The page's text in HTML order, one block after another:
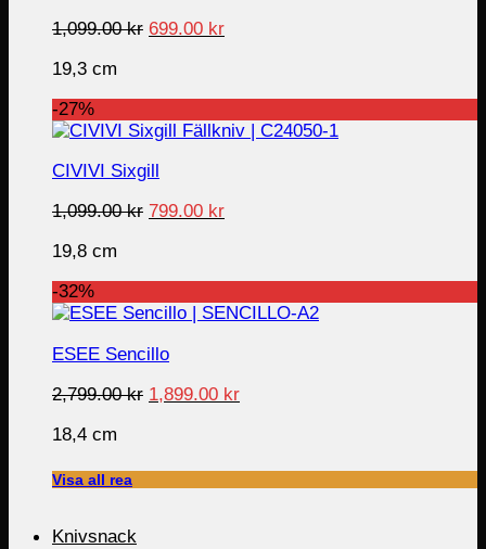
1,099.00kr Original
699.00 krCurrent
19,3 cm
-27%
CIVIVI Sixgill
1,099.00kr Original
799.00 krCurrent
19,8 cm
-32%
ESEE Sencillo
2,799.00kr Original
1,899.00 krCurrent
18,4 cm
Visa all rea
Knivsnack